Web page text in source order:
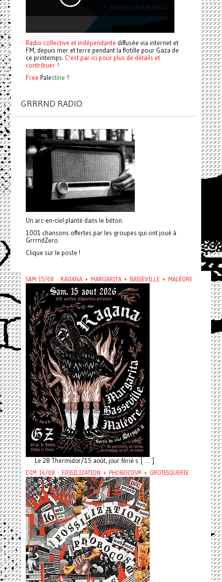
Radio collective et indépendante diffusée via internet et
FM, depuis mer et terre pendant la flotille pour Gaza de
ce printemps. C'est par ici pour plus de détails et
contribuer !
Free Palestine !
GRRRND RADIO
Un arc-en-ciel planté dans le béton.
1001 chansons offertes par les groupes qui ont joué à
GrrrndZero.
Clique sur le poste !
SAM 15/08 : RAGANA + MARGARITA + BASSEVILLE + MALÉORE
Le 28 Thermidor/15 août, jour férié s [ ... ]
DIM 16/08 : FOSSILIZATION + PHOBOCOSM + GROTESQUERIE